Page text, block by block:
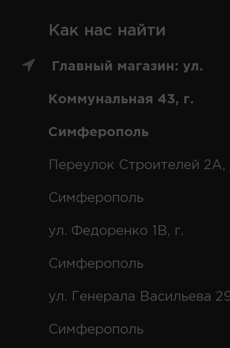
Как нас найти
Главный магазин: ул.
Коммунальная 43, г.
Симферополь
Переулок Строителей 2А,
Симферополь
ул. Федоренко 1В, г.
Симферополь
ул. Генерала Васильева
Симферополь